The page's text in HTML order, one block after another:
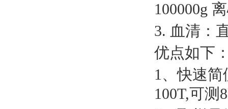
100000g
3. 血清：
优点如下
1、快速简
100T,可测